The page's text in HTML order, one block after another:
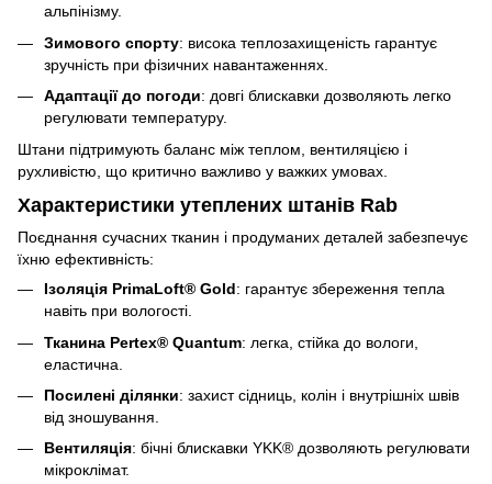
альпінізму.
Зимового спорту: висока теплозахищеність гарантує
зручність при фізичних навантаженнях.
Адаптації до погоди: довгі блискавки дозволяють легко
регулювати температуру.
Штани підтримують баланс між теплом, вентиляцією і
рухливістю, що критично важливо у важких умовах.
Характеристики утеплених штанів Rab
Поєднання сучасних тканин і продуманих деталей забезпечує
їхню ефективність:
Ізоляція PrimaLoft® Gold: гарантує збереження тепла
навіть при вологості.
Тканина Pertex® Quantum: легка, стійка до вологи,
еластична.
Посилені ділянки: захист сідниць, колін і внутрішніх швів
від зношування.
Вентиляція: бічні блискавки YKK® дозволяють регулювати
мікроклімат.